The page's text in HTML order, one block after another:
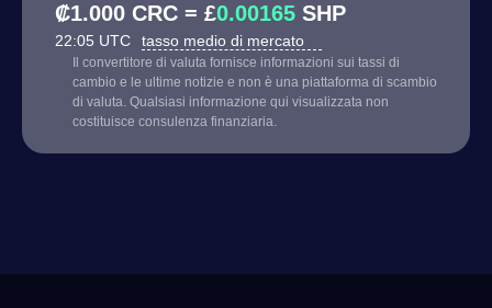
₡1.000 CRC = £0.00165 SHP
22:05 UTC tasso medio di mercato
Il convertitore di valuta fornisce informazioni sui tassi di
cambio e le ultime notizie e non è una piattaforma di scambio
di valuta. Qualsiasi informazione qui visualizzata non
costituisce consulenza finanziaria.